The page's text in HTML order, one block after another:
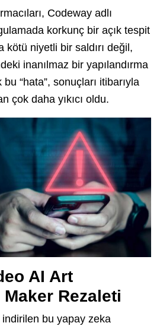
Codeway adlı
korkunç bir açık tespit
kötü niyetli bir saldırı değil,
inanılmaz bir yapılandırma
bu “hata”, sonuçları itibarıyla
çok daha yıkıcı oldu.
AI Art
Rezaleti
indirilen bu yapay zeka